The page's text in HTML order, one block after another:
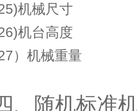
)机械尺寸
)机台高度
）机械重
、随机标准